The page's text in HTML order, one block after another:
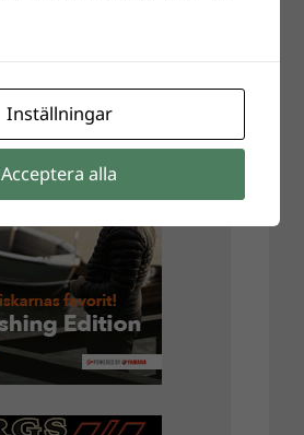
Inställningar
Acceptera alla